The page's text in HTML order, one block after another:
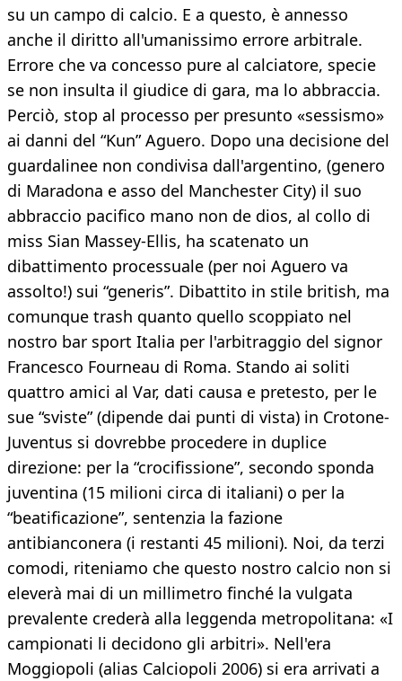
su un campo di calcio. E a questo, è annesso
anche il diritto all'umanissimo errore arbitrale.
Errore che va concesso pure al calciatore, specie
se non insulta il giudice di gara, ma lo abbraccia.
Perciò, stop al processo per presunto «sessismo»
ai danni del “Kun” Aguero. Dopo una decisione del
guardalinee non condivisa dall'argentino, (genero
di Maradona e asso del Manchester City) il suo
abbraccio pacifico mano non de dios, al collo di
miss Sian Massey-Ellis, ha scatenato un
dibattimento processuale (per noi Aguero va
assolto!) sui “generis”. Dibattito in stile british, ma
comunque trash quanto quello scoppiato nel
nostro bar sport Italia per l'arbitraggio del signor
Francesco Fourneau di Roma. Stando ai soliti
quattro amici al Var, dati causa e pretesto, per le
sue “sviste” (dipende dai punti di vista) in Crotone-
Juventus si dovrebbe procedere in duplice
direzione: per la “crocifissione”, secondo sponda
juventina (15 milioni circa di italiani) o per la
“beatificazione”, sentenzia la fazione
antibianconera (i restanti 45 milioni). Noi, da terzi
comodi, riteniamo che questo nostro calcio non si
eleverà mai di un millimetro finché la vulgata
prevalente crederà alla leggenda metropolitana: «I
campionati li decidono gli arbitri». Nell'era
Moggiopoli (alias Calciopoli 2006) si era arrivati a